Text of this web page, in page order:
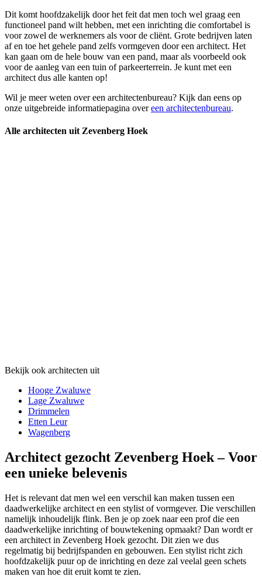
Dit komt hoofdzakelijk door het feit dat men toch wel graag een
functioneel pand wilt hebben, met een inrichting die comfortabel is
voor zowel de werknemers als voor de cliënt. Grote bedrijven laten
af en toe het gehele pand zelfs vormgeven door een architect. Het
kan gaan om de hele bouw van een pand, maar als voorbeeld ook
voor de aanleg van een tuin of parkeerterrein. Je kunt met een
architect dus alle kanten op!
Wil je meer weten over een architectenbureau? Kijk dan eens op
onze uitgebreide informatiepagina overeen architectenbureau.
Alle architecten uit Zevenberg Hoek
Bekijk ook architecten uit
Hooge Zwaluwe
Lage Zwaluwe
Drimmelen
Etten Leur
Wagenberg
Architect gezocht Zevenberg Hoek – Voor
een unieke belevenis
Het is relevant dat men wel een verschil kan maken tussen een
daadwerkelijke architect en een stylist of vormgever. Die verschillen
namelijk inhoudelijk flink. Ben je op zoek naar een prof die een
daadwerkelijke inrichting of bouwtekening opmaakt? Dan wordt er
een architect in Zevenberg Hoek gezocht. Dit zien we dus
regelmatig bij bedrijfspanden en gebouwen. Een stylist richt zich
hoofdzakelijk puur op de inrichting en deze zal veelal geen schets
maken van hoe dit eruit komt te zien.